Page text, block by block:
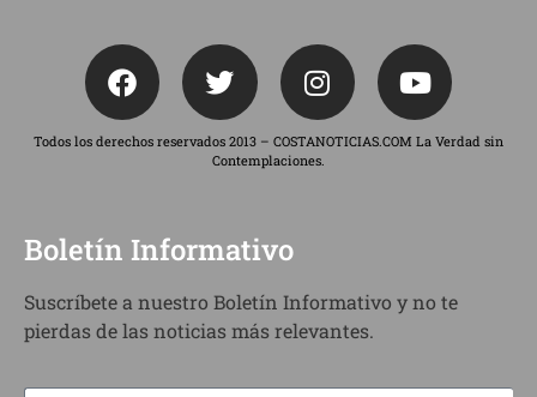
Todos los derechos reservados 2013 – COSTANOTICIAS.COM La Verdad sin
Contemplaciones.
Boletín Informativo
Suscríbete a nuestro Boletín Informativo y no te
pierdas de las noticias más relevantes.